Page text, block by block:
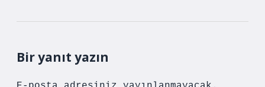
Bir yanıt yazın